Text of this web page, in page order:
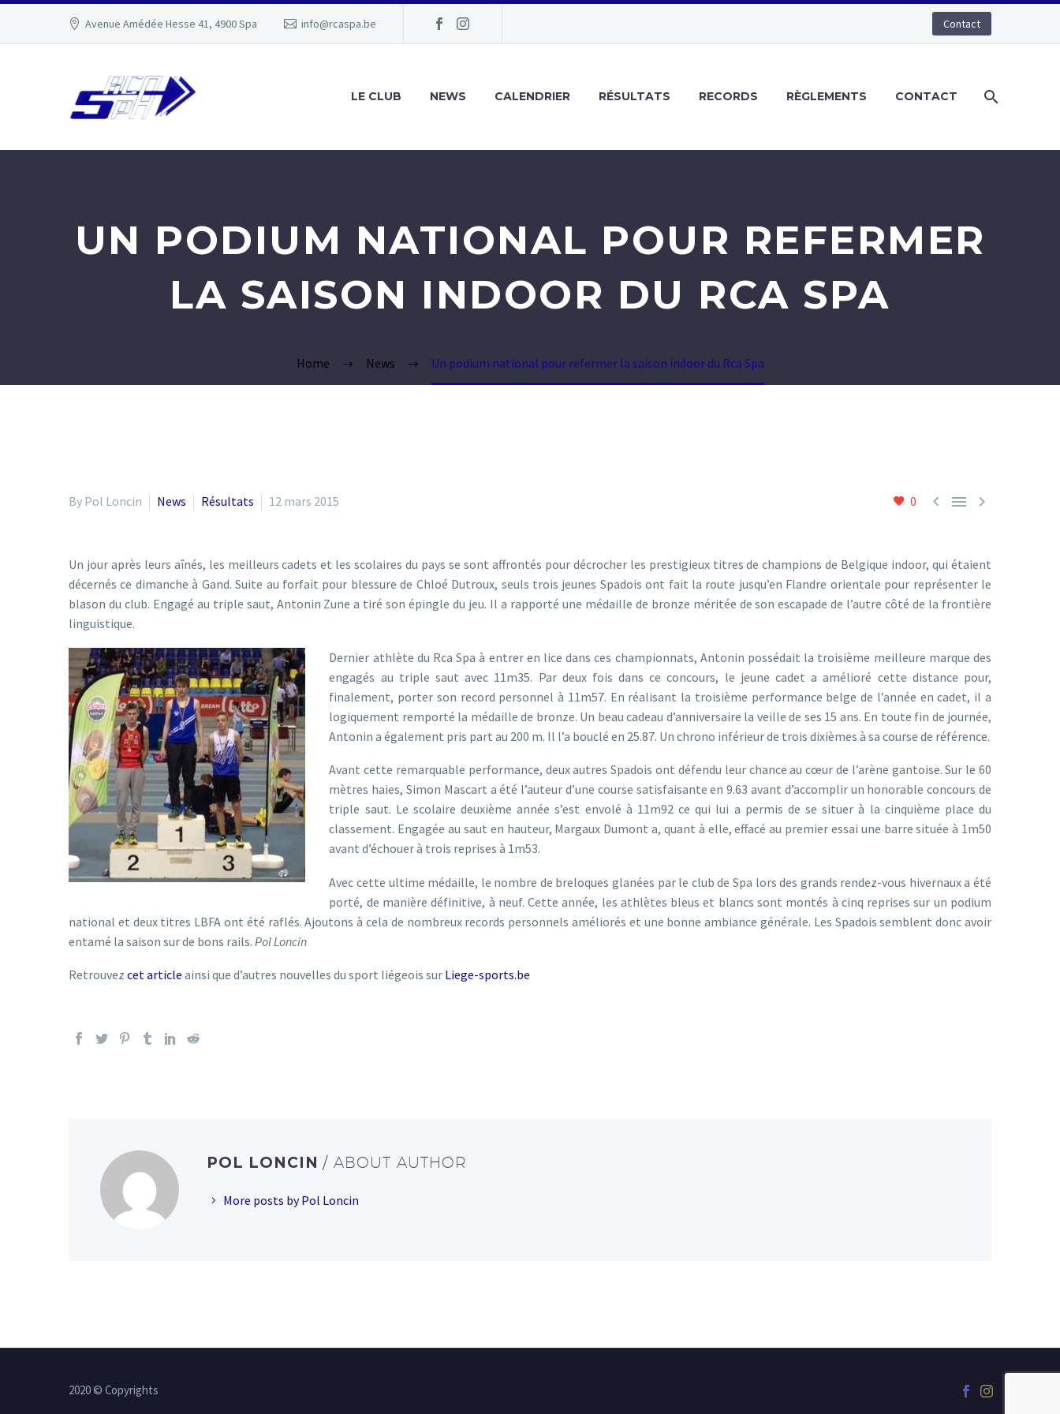
Avenue Amédée Hesse 41, 4900 Spa info@rcaspa.be Contact
LE CLUB NEWS CALENDRIER RÉSULTATS RECORDS RÈGLEMENTS CONTACT
UN PODIUM NATIONAL POUR REFERMER
LA SAISON INDOOR DU RCA SPA
Home News Un podium national pour refermer la saison indoor du Rca Spa
0   
By Pol Loncin News Résultats 12 mars 2015
Un jour après leurs aînés, les meilleurs cadets et les scolaires du pays se sont affrontés pour décrocher les prestigieux titres de champions de Belgique indoor, qui étaient
décernés ce dimanche à Gand. Suite au forfait pour blessure de Chloé Dutroux, seuls trois jeunes Spadois ont fait la route jusqu’en Flandre orientale pour représenter le
blason du club. Engagé au triple saut, Antonin Zune a tiré son épingle du jeu. Il a rapporté une médaille de bronze méritée de son escapade de l’autre côté de la frontière
linguistique.
Dernier athlète du Rca Spa à entrer en lice dans ces championnats, Antonin possédait la troisième meilleure marque des
engagés au triple saut avec 11m35. Par deux fois dans ce concours, le jeune cadet a amélioré cette distance pour,
finalement, porter son record personnel à 11m57. En réalisant la troisième performance belge de l’année en cadet, il a
logiquement remporté la médaille de bronze. Un beau cadeau d’anniversaire la veille de ses 15 ans. En toute fin de journée,
Antonin a également pris part au 200 m. Il l’a bouclé en 25.87. Un chrono inférieur de trois dixièmes à sa course de référence.
Avant cette remarquable performance, deux autres Spadois ont défendu leur chance au cœur de l’arène gantoise. Sur le 60
mètres haies, Simon Mascart a été l’auteur d’une course satisfaisante en 9.63 avant d’accomplir un honorable concours de
triple saut. Le scolaire deuxième année s’est envolé à 11m92 ce qui lui a permis de se situer à la cinquième place du
classement. Engagée au saut en hauteur, Margaux Dumont a, quant à elle, effacé au premier essai une barre située à 1m50
avant d’échouer à trois reprises à 1m53.
Avec cette ultime médaille, le nombre de breloques glanées par le club de Spa lors des grands rendez-vous hivernaux a été
porté, de manière définitive, à neuf. Cette année, les athlètes bleus et blancs sont montés à cinq reprises sur un podium
national et deux titres LBFA ont été raflés. Ajoutons à cela de nombreux records personnels améliorés et une bonne ambiance générale. Les Spadois semblent donc avoir
entamé la saison sur de bons rails. Pol Loncin
Retrouvez cet article ainsi que d’autres nouvelles du sport liégeois sur Liege-sports.be
POL LONCIN/ ABOUT AUTHOR
More posts by Pol Loncin
2020 © Copyrights